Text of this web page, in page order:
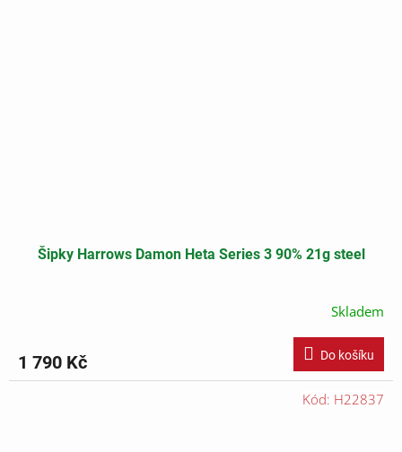
Šipky Harrows Damon Heta Series 3 90% 21g steel
Skladem
1 790 Kč Do košíku
Kód: H22837